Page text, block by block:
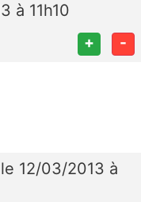
à 11h10
+ -
le 12/03/2013 à